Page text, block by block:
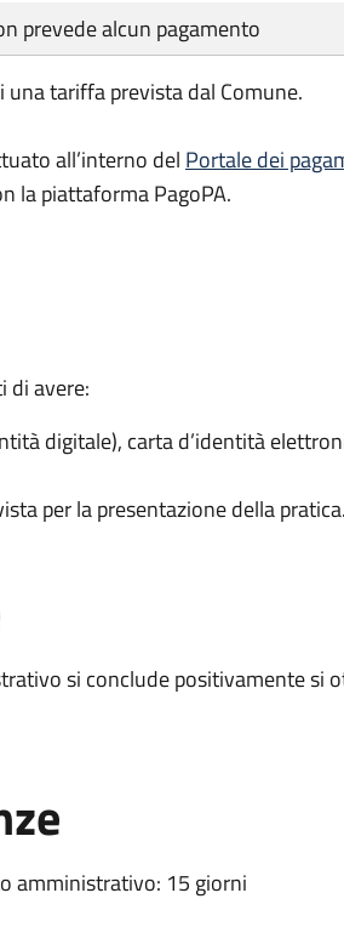
prevede alcun pagamento
tariffa prevista dal Comune.
all’interno del Portale dei
la piattaforma PagoPA.
di avere:
digitale), carta d’identità
per la presentazione della pratica.
si conclude positivamente si
amministrativo: 15 giorni